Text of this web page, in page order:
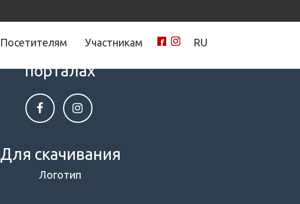
Посетителям Участникам RU
порталах
Для скачивания
Логотип